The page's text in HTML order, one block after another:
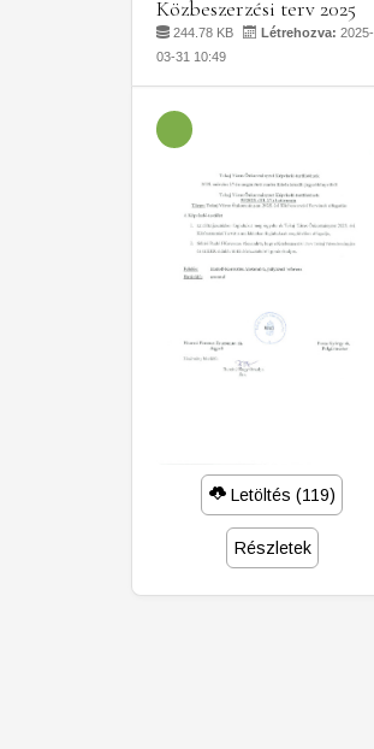
Közbeszerzési terv 2025
244.78 KB Létrehozva: 2025-
03-31 10:49
Letöltés (119)
Részletek